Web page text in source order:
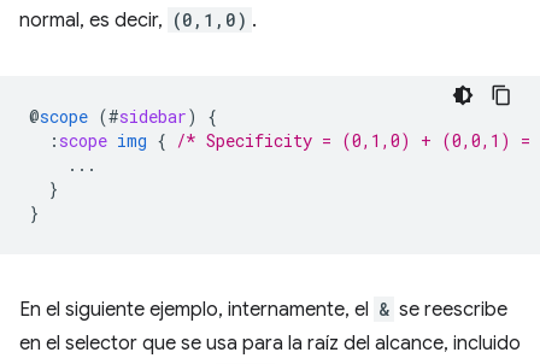
normal, es decir, (0,1,0) .
@scope (#sidebar)
{
: scope img { /* Specificity = (0,1,0) + (0,0,1)
...
}
}
En el siguiente ejemplo, internamente, el & se reescribe
en el selector que se usa para la raíz del alcance, incluido